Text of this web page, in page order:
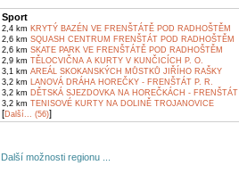
Sport
2,4 km KRYTÝ BAZÉN VE FRENŠTÁTĚ POD RADHOŠTĚM
2,6 km SQUASH CENTRUM FRENŠTÁT POD RADHOŠTĚM
2,6 km SKATE PARK VE FRENŠTÁTĚ POD RADHOŠTĚM
2,9 km TĚLOCVIČNA A KURTY V KUNČICÍCH P. O.
3,1 km AREÁL SKOKANSKÝCH MŮSTKŮ JIŘÍHO RAŠKY
3,2 km LANOVÁ DRÁHA HOREČKY - FRENŠTÁT P. R.
3,2 km DĚTSKÁ SJEZDOVKA NA HOREČKÁCH -
3,2 km TENISOVÉ KURTY NA DOLINĚ TROJANOVICE
[Další... (56)]
Další možnosti regionu ...